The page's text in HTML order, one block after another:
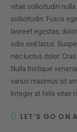
vitae sollicitudin
sollicitudin. Fusce
laoreet egestas,
odio sed lacus.
nec luctus dolor.
Nulla tristique
varius maximus sit
Integer at felis vitae
LET'S GO ON